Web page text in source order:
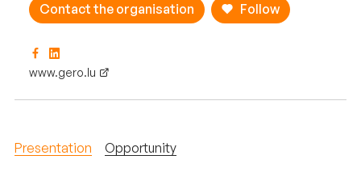
Contact the organisation Follow
www.gero.lu
Presentation Opportunity